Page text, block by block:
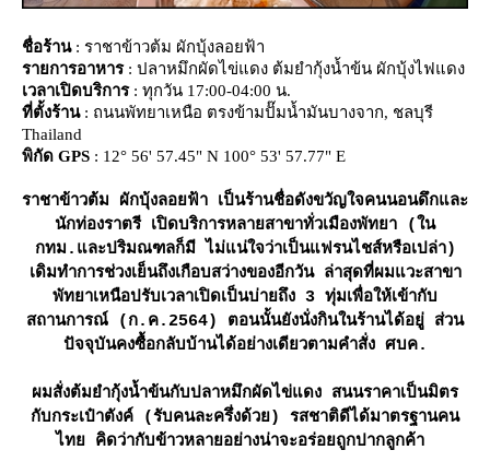
ชื่อร้าน: ราชาข้าวต้ม ผักบุ้งลอยฟ้า
รายการอาหาร: ปลาหมึกผัดไข่แดง ต้มยำกุ้งน้ำข้น ผักบุ้งไฟแดง
เวลาเปิดบริการ: ทุกวัน 17:00-04:00 น.
ที่ตั้งร้าน: ถนนพัทยาเหนือ ตรงข้ามปั๊มน้ำมันบางจาก, ชลบุรี
Thailand
พิกัด GPS : 12° 56' 57.45" N 100° 53' 57.77" E
ราชาข้าวต้ม ผักบุ้งลอยฟ้า เป็นร้านชื่อดังขวัญใจคนนอนดึกและ
นักท่องราตรี เปิดบริการหลายสาขาทั่วเมืองพัทยา (ใน
กทม.และปริมณฑลก็มี ไม่แน่ใจว่าเป็นแฟรนไชส์หรือเปล่า)
เดิมทำการช่วงเย็นถึงเกือบสว่างของอีกวัน ล่าสุดที่ผมแวะสาขา
พัทยาเหนือปรับเวลาเปิดเป็นบ่ายถึง 3 ทุ่มเพื่อให้เข้ากับ
สถานการณ์ (ก.ค.2564) ตอนนั้นยังนั่งกินในร้านได้อยู่ ส่วน
ปัจจุบันคงซื้อกลับบ้านได้อย่างเดียวตามคำสั่ง ศบค.
ผมสั่งต้มยำกุ้งน้ำข้นกับปลาหมึกผัดไข่แดง สนนราคาเป็นมิตร
กับกระเป๋าตังค์ (รับคนละครึ่งด้วย) รสชาติดีได้มาตรฐานคน
ไทย คิดว่ากับข้าวหลายอย่างน่าจะอร่อยถูกปากลูกค้า